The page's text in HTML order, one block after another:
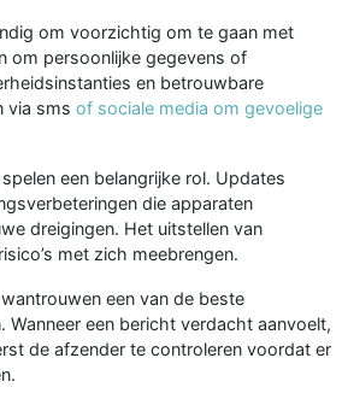
om voorzichtig om te gaan met
om persoonlijke gegevens of
en betrouwbare
via sms of sociale media om gevoelige
een belangrijke rol. Updates
die apparaten
dreigingen. Het uitstellen van
met zich meebrengen.
een van de beste
Wanneer een bericht verdacht aanvoelt,
de afzender te controleren voordat er